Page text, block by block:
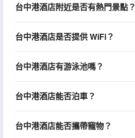
台中港酒店附近是否有熱門景點？
台中港酒店是否提供 WiFi？
台中港酒店有游泳池嗎？
台中港酒店能否泊車？
台中港酒店能否攜帶寵物？